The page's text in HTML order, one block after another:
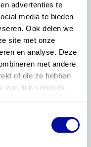
advertenties te
media te bieden
Ook delen we
site met onze
en analyse. Deze
met andere
of die ze hebben
van hun services.
meer ruimte